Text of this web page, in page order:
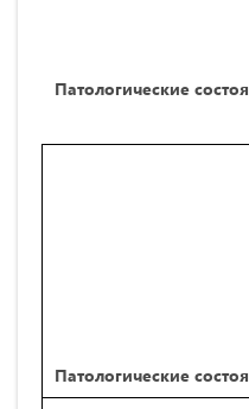
Патологические
Патологические